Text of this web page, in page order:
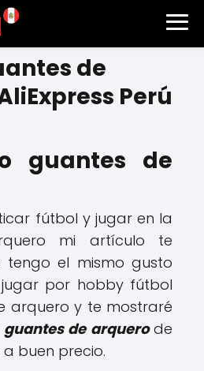
de
Perú
guantes de
fútbol y jugar en la
mi artículo te
el mismo gusto
por hobby fútbol
arquero y te mostraré
guantes de arquerode
buen precio.